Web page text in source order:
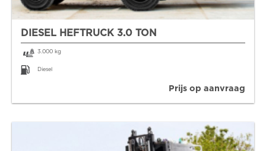
DIESEL HEFTRUCK 3.0 TON
3.000 kg
Diesel
Prijs op aanvraag